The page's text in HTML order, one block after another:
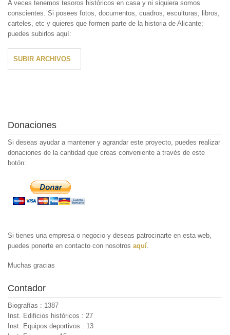
A veces tenemos tesoros históricos en casa y ni siquiera somos
conscientes. Si posees fotos, documentos, cuadros, esculturas, libros,
carteles, etc y quieres que formen parte de la historia de Alicante;
puedes subirlos aquí:
SUBIR ARCHIVOS
Donaciones
Si deseas ayudar a mantener y agrandar este proyecto, puedes realizar
donaciones de la cantidad que creas conveniente a través de este
botón:
Si tienes una empresa o negocio y deseas patrocinarte en esta web,
puedes ponerte en contacto con nosotros aquí
Muchas gracias
Contador
Biografías : 1387
Inst. Edificios históricos : 27
Inst. Equipos deportivos : 13